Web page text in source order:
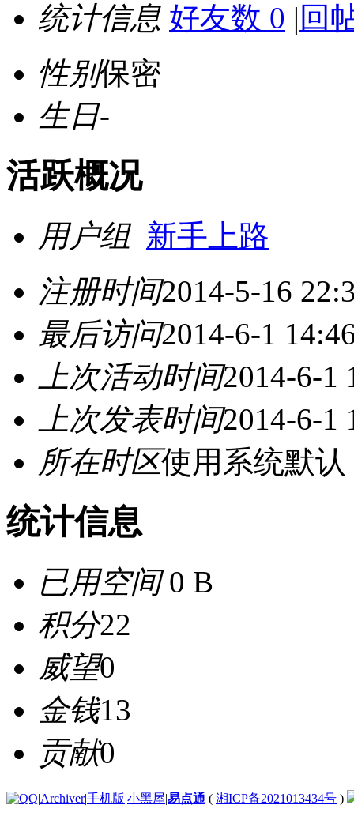
统计信息 好友数 0 | 回
性别保密
生日-
活跃概况
用户组 新手上路
注册时间2014-5-16
最后访问2014-6-1
上次活动时间2014-6-1
上次发表时间2014-6-1
所在时区使用系统默认
统计信息
已用空间0 B
积分22
威望0
金钱13
贡献0
|Archiver|手机版|小黑屋|易点通 ( 湘ICP备2021013434号 )